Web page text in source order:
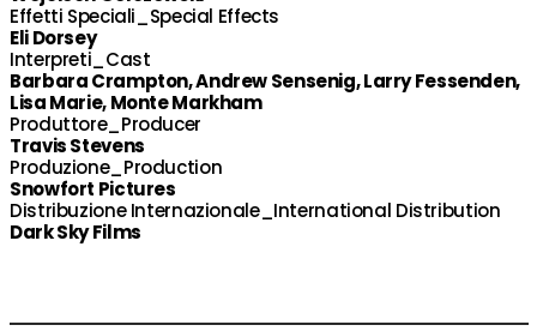
Effetti Speciali_Special Effects
Eli Dorsey
Interpreti_Cast
Barbara Crampton, Andrew Sensenig, Larry Fessenden,
Lisa Marie, Monte Markham
Produttore_Producer
Travis Stevens
Produzione_Production
Snowfort Pictures
Distribuzione Internazionale_International Distribution
Dark Sky Films